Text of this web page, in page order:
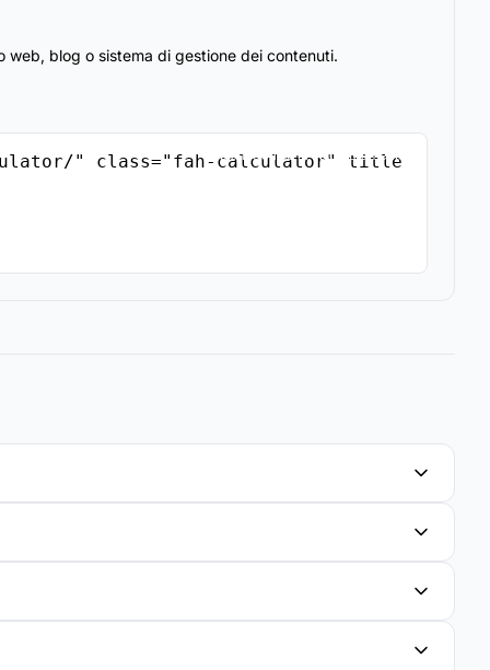
blog o sistema di gestione dei contenuti.
" class="fah-calculator" title
Copia il Codice di Incorporamento